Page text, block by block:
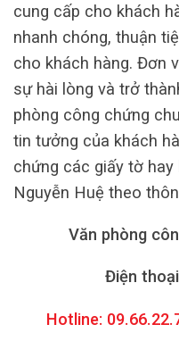
cung cấp cho khách
nhanh chóng, thuận
cho khách hàng. Đơn
sự hài lòng và trở
phòng công chứng
tin tưởng của khách
chứng các giấy tờ
Nguyễn Huệ theo
Văn phòng
Điện
Hotline: